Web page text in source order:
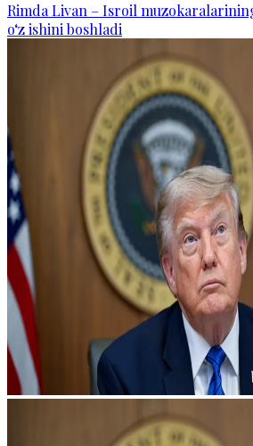
Rimda Livan – Isroil
o‘z ishini boshladi